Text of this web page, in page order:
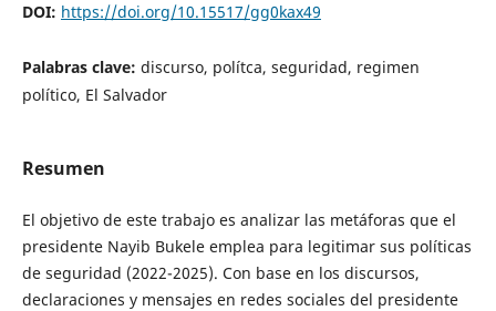
DOI: https://doi.org/10.15517/gg0kax49
Palabras clave: discurso, polítca, seguridad, regimen
político, El Salvador
Resumen
El objetivo de este trabajo es analizar las metáforas que el
presidente Nayib Bukele emplea para legitimar sus políticas
de seguridad (2022-2025). Con base en los discursos,
declaraciones y mensajes en redes sociales del presidente